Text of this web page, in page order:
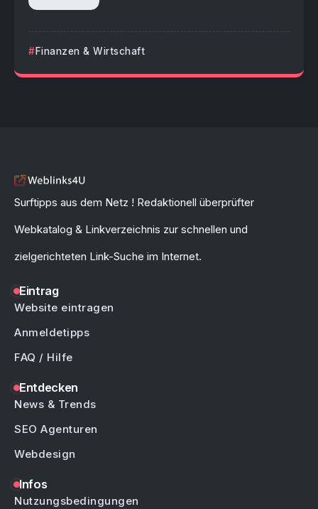
Finanzen & Wirtschaft
Surftipps aus dem Netz ! Redaktionell überprüfter
Webkatalog & Linkverzeichnis zur schnellen und
zielgerichteten Link-Suche im Internet.
Eintrag
Website eintragen
Anmeldetipps
FAQ / Hilfe
Entdecken
News & Trends
SEO Agenturen
Webdesign
Infos
Nutzungsbedingungen